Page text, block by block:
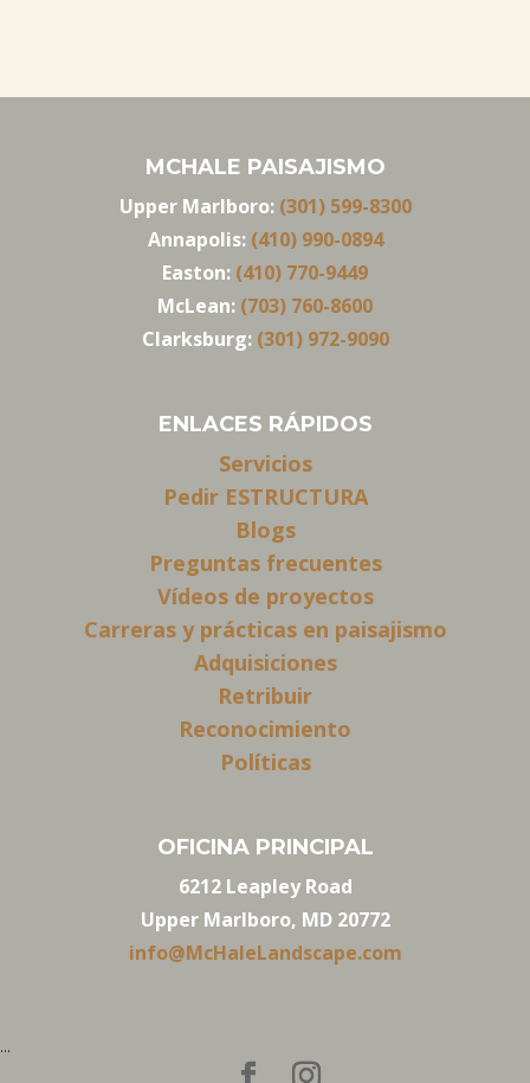
MCHALE PAISAJISMO
Upper Marlboro: (301) 599-8300
Annapolis: (410) 990-0894
Easton: (410) 770-9449
McLean: (703) 760-8600
Clarksburg: (301) 972-9090
ENLACES RÁPIDOS
Servicios
Pedir ESTRUCTURA
Blogs
Preguntas frecuentes
Vídeos de proyectos
Carreras y prácticas en paisajismo
Adquisiciones
Retribuir
Reconocimiento
Políticas
OFICINA PRINCIPAL
6212 Leapley Road
Upper Marlboro, MD 20772
info@McHaleLandscape.com
...